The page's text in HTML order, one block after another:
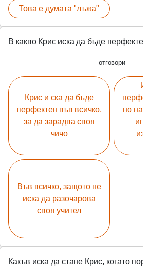
Това е думата "лъжа"
В какво Крис иска да бъде
отговори
Крис и ска да бъде
перфектен във всичко,
за да зарадва своя
чичо
Във всичко, защото не
иска да разочарова
своя учител
но
Какъв иска да стане Крис, когато